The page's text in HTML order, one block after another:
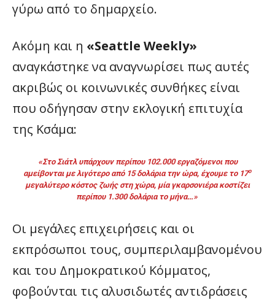
γύρω από το δημαρχείο.
Ακόμη και η «Seattle Weekly»
αναγκάστηκε να αναγνωρίσει πως αυτές
ακριβώς οι κοινωνικές συνθήκες είναι
που οδήγησαν στην εκλογική επιτυχία
της Κσάμα:
«Στο Σιάτλ υπάρχουν περίπου 102.000 εργαζόμενοι που
αμείβονται με λιγότερο από 15 δολάρια την ώρα, έχουμε το 17ο
μεγαλύτερο κόστος ζωής στη χώρα, μία γκαρσονιέρα κοστίζει
περίπου 1.300 δολάρια το μήνα…»
Οι μεγάλες επιχειρήσεις και οι
εκπρόσωποι τους, συμπεριλαμβανομένου
και του Δημοκρατικού Κόμματος,
φοβούνται τις αλυσιδωτές αντιδράσεις